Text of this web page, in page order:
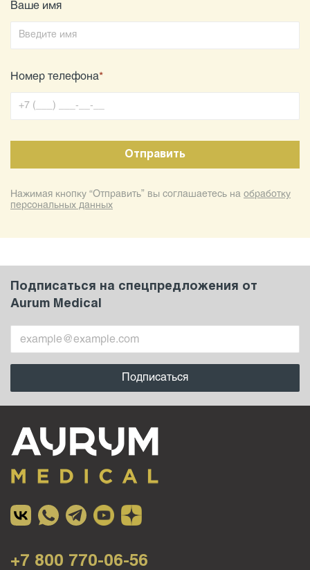
Ваше имя
Номер телефона*
Нажимая кнопку “Отправить” вы соглашаетесь на обработку
персональных данных
Подписаться на спецпредложения от
Aurum Medical
+7 800 770-06-56